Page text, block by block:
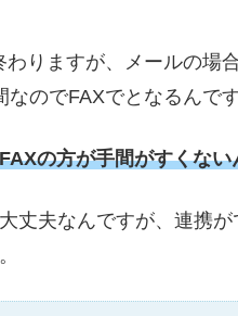
りますが、メールの場
のでFAXでとなるんです
の方が手間がすくない
丈夫なんですが、連携